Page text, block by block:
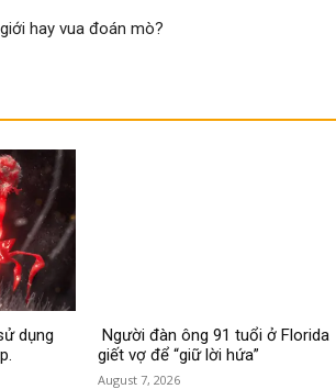
hay vua đoán mò?
dụng
Người đàn ông 91 tuổi ở Florida
giết vợ để “giữ lời hứa”
August 7, 2026